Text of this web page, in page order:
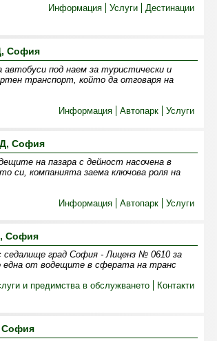
Информация
Услуги Дестинации
София
под наем за туристически и
транспорт, който да отговаря на
Информация
Автопарк Услуги
София
на пазара с дейност насочена в
си, компанията заема ключова роля на
Информация
Автопарк Услуги
София
град София - Лиценз № 0610 за
една от водещите в сферата на транс
и предимства в обслужването Контакти
София